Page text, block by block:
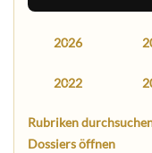
2026
2022
Rubriken
Dossiers öffnen